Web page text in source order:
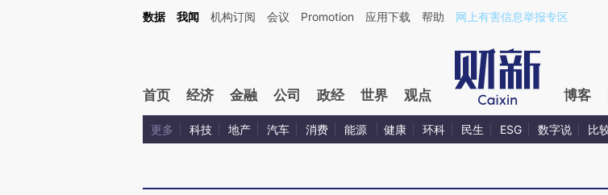
数据 我闻 机构订阅 会议 Promotion 应用下载 帮助 网上有害信息举报专区
首页 经济 金融 公司 政经 世界 观点 博客
更多 科技 地产 汽车 消费 能源 健康 环科 民生 ESG 数字说 比